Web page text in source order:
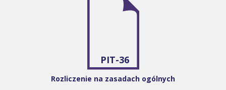
PIT-36
Rozliczenie na zasadach ogólnych